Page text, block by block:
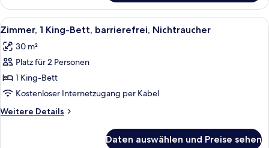
Queen
Beds,
Nonsmoking
Alle
Fotos
für
Zimmer,
1 King-
Bett,
barrierefrei,
Nichtraucher
Zimmersafe, Schreibtisch,
4
Zimmer, 1 King-Bett, barrierefrei, Nichtraucher
30 m²
Platz für 2 Personen
1 King-Bett
Kostenloser Internetzugang per Kabel
Weitere Details
Weitere
Daten auswählen und Preise sehen